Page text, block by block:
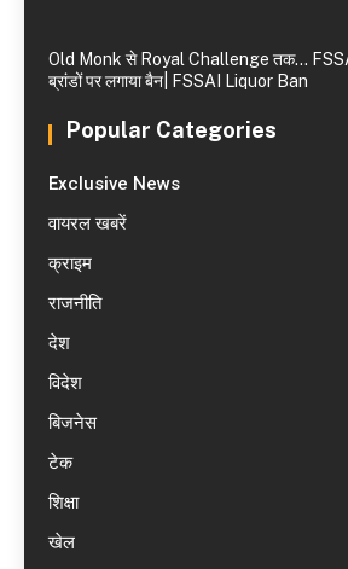
Old Monk से Royal Challenge तक…
ब्रांडों पर लगाया बैन| FSSAI Liquor Ban
Popular Categories
Exclusive News
वायरल खबरें
क्राइम
राजनीति
देश
विदेश
बिजनेस
टेक
शिक्षा
खेल